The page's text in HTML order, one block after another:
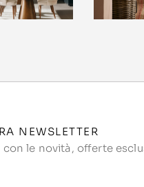
NEWSLETTER
le novità, offerte